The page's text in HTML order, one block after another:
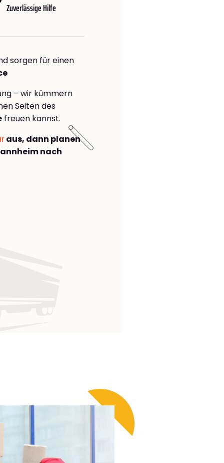
Zuverlässige Hilfe
sorgen für einen
– wir kümmern
Seiten des
freuen kannst.
aus, dann planen
nach